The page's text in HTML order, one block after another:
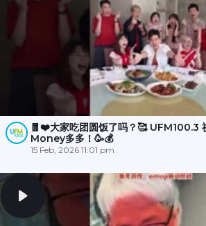
🧧❤️大家吃团圆饭了吗？🥰 UFM100.3
Money多多！🥳💰
15 Feb, 2026 11:01 pm